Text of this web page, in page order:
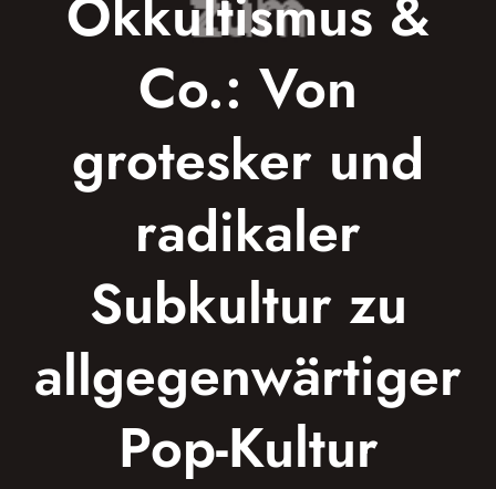
Co.: Von
grotesker und
radikaler
Subkultur zu
allgegenwärtiger
Pop-Kultur